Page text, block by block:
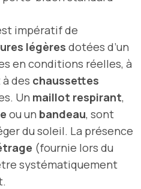
impératif de
légères dotées d’un
en conditions réelles, à
des chaussettes
Un maillot respirant,
ou un bandeau, sont
du soleil. La présence
(fournie lors du
systématiquement